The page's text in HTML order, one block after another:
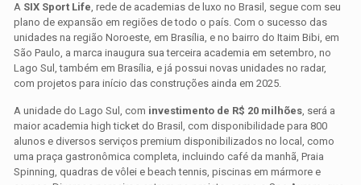
A SIX Sport Life, rede de academias de luxo no Brasil, segue com seu
plano de expansão em regiões de todo o país. Com o sucesso das
unidades na região Noroeste, em Brasília, e no bairro do Itaim Bibi, em
São Paulo, a marca inaugura sua terceira academia em setembro, no
Lago Sul, também em Brasília, e já possui novas unidades no radar,
com projetos para início das construções ainda em 2025.
A unidade do Lago Sul, com investimento de R$ 20 milhões, será a
maior academia high ticket do Brasil, com disponibilidade para 800
alunos e diversos serviços premium disponibilizados no local, como
uma praça gastronômica completa, incluindo café da manhã, Praia
Spinning, quadras de vôlei e beach tennis, piscinas em mármore e